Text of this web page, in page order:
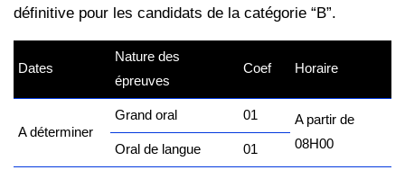
définitive pour les candidats de la catégorie “B”.
Dates
Nature des
épreuves
Coef Horaire
A déterminer
Grand oral 01
A partir de
08H00
Oral de langue 01